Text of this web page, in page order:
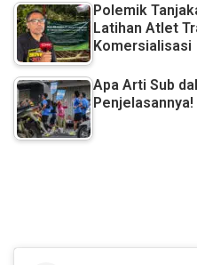
Polemik
Latihan Atlet
Komersialisasi
Apa Arti Sub
Penjelasannya!